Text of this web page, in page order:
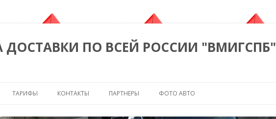
ДОСТАВКИ ПО ВСЕЙ РОССИИ "ВМИГСПБ"
ТАРИФЫ КОНТАКТЫ ПАРТНЕРЫ ФОТО АВТО